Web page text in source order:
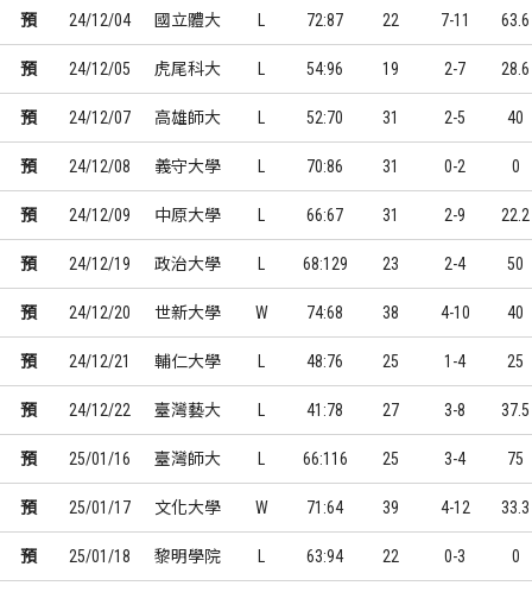
預 24/12/04 國立體大 72:87 22 7-11 63.6
預 24/12/05 虎尾科大 54:96 19 2-7 28.6
預 24/12/07 高雄師大 52:70 31 2-5 40
預 24/12/08 義守大學 70:86 31 0-2 0
預 24/12/09 中原大學 66:67 31 2-9 22.2
預 24/12/19 政治大學 68:129 23 2-4 50
預 24/12/20 世新大學 W 74:68 38 4-10 40
預 24/12/21 輔仁大學 48:76 25 1-4 25
預 24/12/22 臺灣藝大 41:78 27 3-8 37.5
預 25/01/16 臺灣師大 66:116 25 3-4 75
預 25/01/17 文化大學 W 71:64 39 4-12 33.3
預 25/01/18 黎明學院 63:94 22 0-3 0